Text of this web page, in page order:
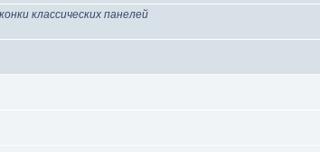
классических панелей